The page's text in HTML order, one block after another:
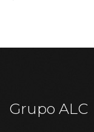
Grupo ALC